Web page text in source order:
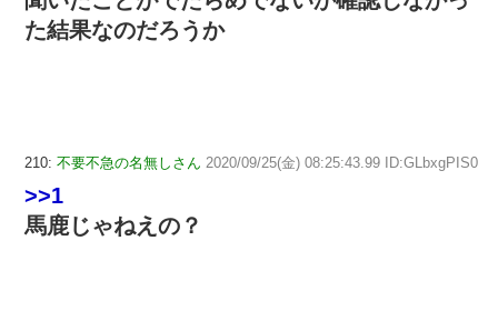
た結果なのだろうか
210: 不要不急の名無しさん 2020/09/25(金) 08:25:43.99 ID:GLbxgPIS0
>>1
馬鹿じゃねえの？